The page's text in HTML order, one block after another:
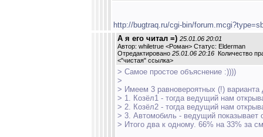
http://bugtraq.ru/cgi-bin/
А я его читал =) 25.01.06 20:01
Автор: whiletrue <Роман> Статус: Elderman
Отредактировано 25.01.06 20:16 Количество
<"чистая" ссылка>
> Самое простое объяснение :))))
>
> Имеем 3 равновероятных (!)
> 1. Козёл1 - тогда ведущий нам
> 2. Козёл2 - тогда ведущий нам
> 3. Автомобиль - ведущий показывает
> Итого два к одному. 66% на 33% за